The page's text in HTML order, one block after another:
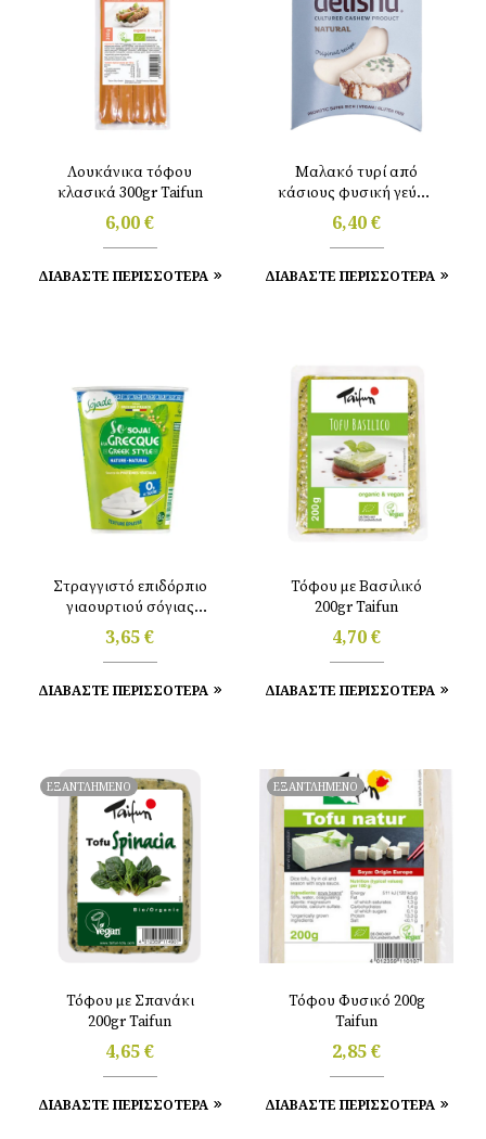
Λουκάνικα τόφου
κλασικά 300gr Taifun
6,00€
ΔΙΑΒΑΣΤΕ ΠΕΡΙΣΣΟΤΕΡΑ
Μαλακό τυρί από
κάσιους φυσική γεύση
100gr Delishu
6,40€
ΔΙΑΒΑΣΤΕ ΠΕΡΙΣΣΟΤΕΡΑ
Στραγγιστό επιδόρπιο
γιαουρτιού σόγιας
φυσικό 400gr Sojade
3,65€
ΔΙΑΒΑΣΤΕ ΠΕΡΙΣΣΟΤΕΡΑ
Τόφου με Βασιλικό
200gr Taifun
4,70€
ΔΙΑΒΑΣΤΕ ΠΕΡΙΣΣΟΤΕΡΑ
ΕΞΑΝΤΛΗΜΕΝΟ
Τόφου με Σπανάκι
200gr Taifun
4,65€
ΔΙΑΒΑΣΤΕ ΠΕΡΙΣΣΟΤΕΡΑ
ΕΞΑΝΤΛΗΜΕΝΟ
Τόφου Φυσικό 200g
Taifun
2,85€
ΔΙΑΒΑΣΤΕ ΠΕΡΙΣΣΟΤΕΡΑ